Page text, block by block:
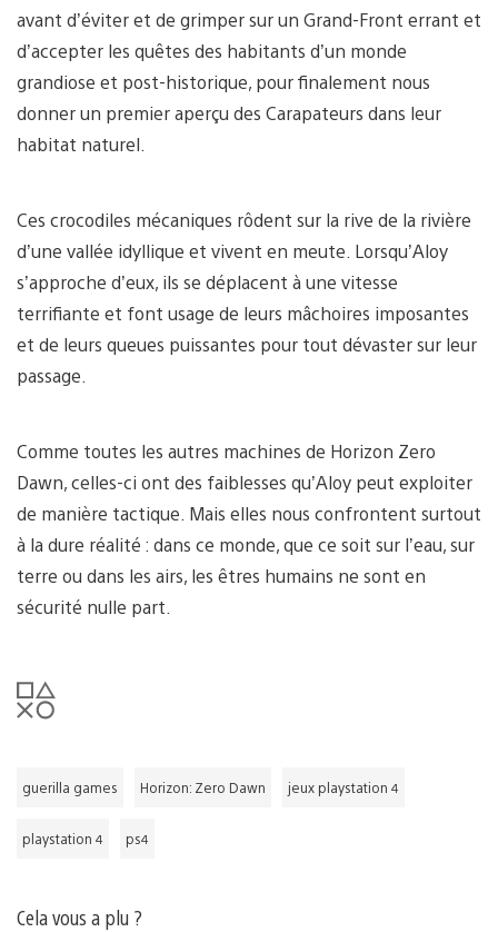
avant d’éviter et de grimper sur un Grand-Front errant et
d’accepter les quêtes des habitants d’un monde
grandiose et post-historique, pour finalement nous
donner un premier aperçu des Carapateurs dans leur
habitat naturel.
Ces crocodiles mécaniques rôdent sur la rive de la rivière
d’une vallée idyllique et vivent en meute. Lorsqu’Aloy
s’approche d’eux, ils se déplacent à une vitesse
terrifiante et font usage de leurs mâchoires imposantes
et de leurs queues puissantes pour tout dévaster sur leur
passage.
Comme toutes les autres machines de Horizon Zero
Dawn, celles-ci ont des faiblesses qu’Aloy peut exploiter
de manière tactique. Mais elles nous confrontent surtout
à la dure réalité : dans ce monde, que ce soit sur l’eau, sur
terre ou dans les airs, les êtres humains ne sont en
sécurité nulle part.
guerilla games Horizon: Zero Dawn jeux playstation 4
playstation 4 ps4
Cela vous a plu ?